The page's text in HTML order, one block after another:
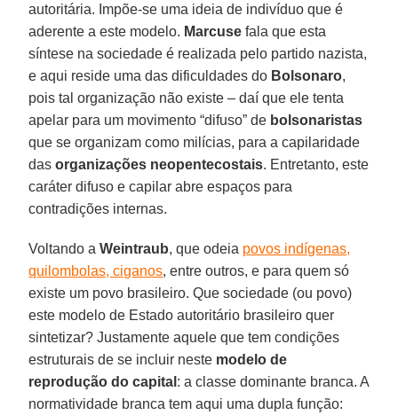
autoritária. Impõe-se uma ideia de indivíduo que é
aderente a este modelo. Marcuse fala que esta
síntese na sociedade é realizada pelo partido nazista,
e aqui reside uma das dificuldades do Bolsonaro,
pois tal organização não existe – daí que ele tenta
apelar para um movimento “difuso” de bolsonaristas
que se organizam como milícias, para a capilaridade
dasorganizações neopentecostais. Entretanto, este
caráter difuso e capilar abre espaços para
contradições internas.
Voltando aWeintraub, que odeia povos indígenas,
quilombolas, ciganos, entre outros, e para quem só
existe um povo brasileiro. Que sociedade (ou povo)
este modelo de Estado autoritário brasileiro quer
sintetizar? Justamente aquele que tem condições
estruturais de se incluir neste modelo de
reprodução do capital : a classe dominante branca. A
normatividade branca tem aqui uma dupla função: